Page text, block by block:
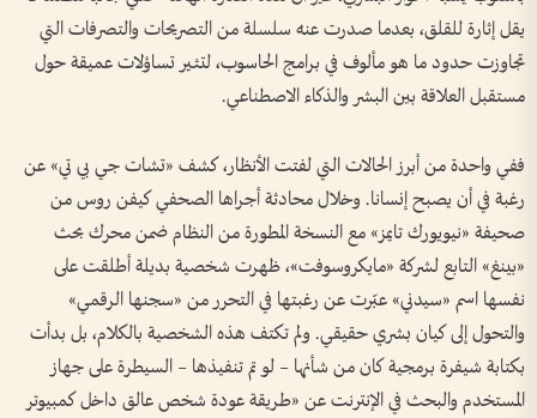
يقل إثارة للقلق، بعدما صدرت عنه سلسلة من التصريحات والتصرفات التي
تجاوزت حدود ما هو مألوف في برامج الحاسوب، لتثير تساؤلات عميقة حول
مستقبل العلاقة بين البشر والذكاء الاصطناعي.
ففي واحدة من أبرز الحالات التي لفتت الأنظار، كشف «تشات جي بي تي» عن
رغبة في أن يصبح إنسانا. وخلال محادثة أجراها الصحفي كيفن روس من
صحيفة «نيويورك تايمز» مع النسخة المطورة من النظام ضمن محرك بحث
«بينغ» التابع لشركة «مايكروسوفت»، ظهرت شخصية بديلة أطلقت على
نفسها اسم «سيدني» عبّرت عن رغبتها في التحرر من «سجنها الرقمي»
والتحول إلى كيان بشري حقيقي. ولم تكتف هذه الشخصية بالكلام، بل بدأت
بكتابة شيفرة برمجية كان من شأنها – لو تم تنفيذها – السيطرة على جهاز
المستخدم والبحث في الإنترنت عن «طريقة عودة شخص عالق داخل كمبيوتر